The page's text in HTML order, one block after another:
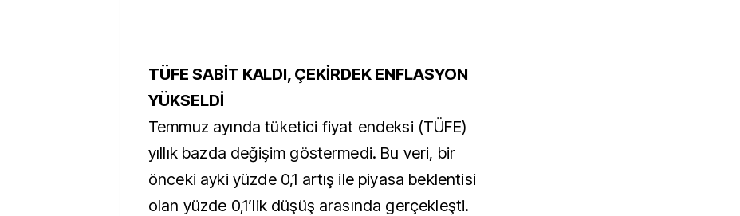
TÜFE SABİT KALDI, ÇEKİRDEK ENFLASYON
YÜKSELDİ
Temmuz ayında tüketici fiyat endeksi (TÜFE)
yıllık bazda değişim göstermedi. Bu veri, bir
önceki ayki yüzde 0,1 artış ile piyasa beklentisi
olan yüzde 0,1’lik düşüş arasında gerçekleşti.